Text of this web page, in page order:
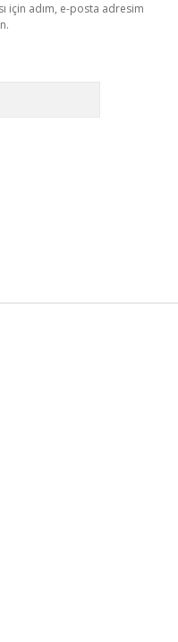
için adım, e-posta adresim